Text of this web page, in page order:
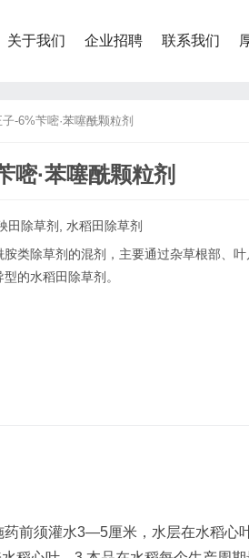
关于我们 企业招聘 联系我们
-6%苄嘧·苯噻酰颗粒剂
嘧·苯噻酰颗粒剂
田除草剂
水稻田除草剂
类除草剂的混剂，主要通过杂草根部、
的水稻田除草剂。
前须灌水3—5厘米，水层在水稻心